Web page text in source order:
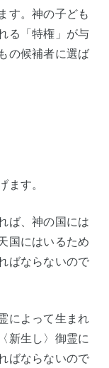
す。神の子ども
る「特権」が与
の候補者に選ば
す。
ば、神の国には
国にはいるため
ばならないので
によって生まれ
新生し〉御霊に
ばならないので